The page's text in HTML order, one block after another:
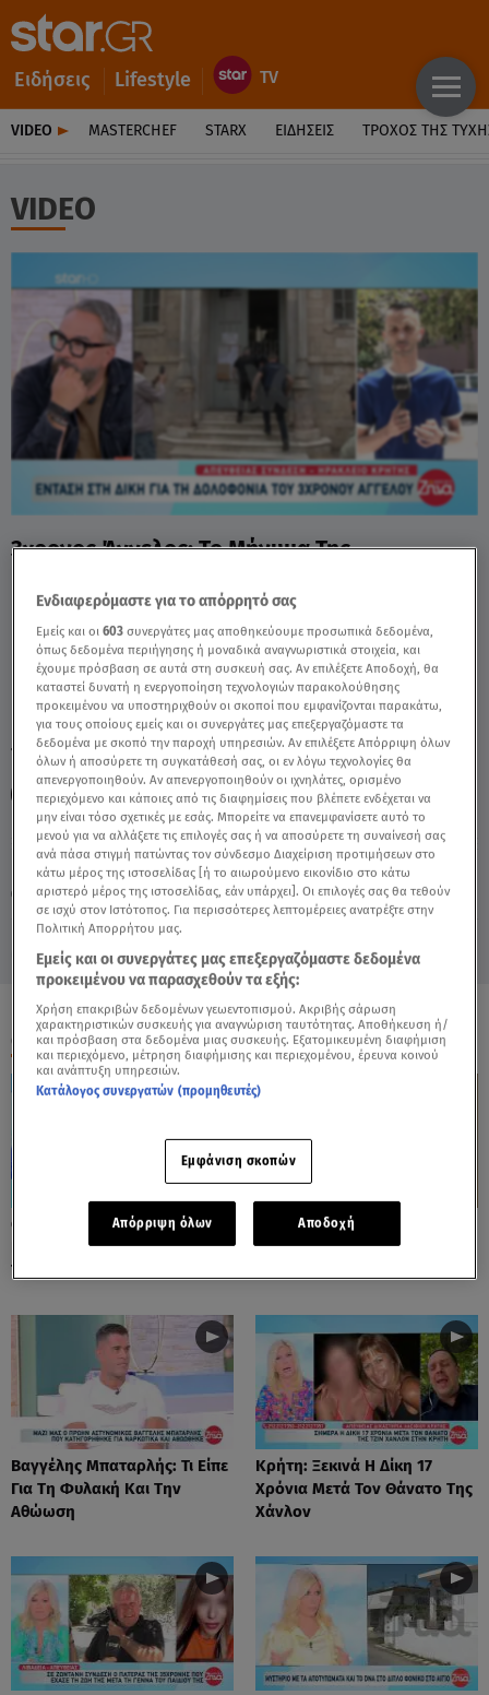
Ειδήσεις Lifestyle
VIDEO MASTERCHEF STARX ΕΙΔΉΣΕΙΣ ΤΡΟΧΌΣ ΤΗΣ
VIDEO
Πέμπτη 6 Αυγούστου 2026
15.05.26, 15:27 ΕΛΛΑΔΑ
3χρονος Άγγελος: To Μήνυμα Της
TAGS: 3ΧΡΟΝΟΣ ΑΓΓΕΛΟΣ ΑΓΓΕΛΟΣ ΚΑΚΟΠΟΙΗΣΗ
ΕΝΔΟΟΙΚΟΓΕΝΕΑΚΗ ΒΙΑ ΑΛΗΘΕΙΕΣ ΜΕ ΤΗ ΖΗΝΑ
ΟΛΑ ΤΑ ΒΙΝΤΕΟ
Θρήνος Στην Κηδεία Πατέρα -
Γιου Που Κάηκαν Στο Σπίτι
Τους
Εργολάβος Γκρέμισε Τοίχο
Διπλανής Πολυκατοικίας!
Βαγγέλης Μπαταρλής: Τι Είπε
Για Τη Φυλακή Και Την
Αθώωση
Κρήτη: Ξεκινά Η Δίκη 17
Χρόνια Μετά Τον Θάνατο Της
Χάνλον
Ενδιαφερόμαστε για το απόρρητό σας
Εμείς και οι603 συνεργάτες μας αποθηκεύουμε προσωπικά δεδομένα,
όπως δεδομένα περιήγησης ή μοναδικά αναγνωριστικά στοιχεία, και
έχουμε πρόσβαση σε αυτά στη συσκευή σας. Αν επιλέξετε Αποδοχή, θα
καταστεί δυνατή η ενεργοποίηση τεχνολογιών παρακολούθησης
προκειμένου να υποστηριχθούν οι σκοποί που εμφανίζονται παρακάτω,
για τους οποίους εμείς και οι συνεργάτες μας επεξεργαζόμαστε τα
δεδομένα με σκοπό την παροχή υπηρεσιών. Αν επιλέξετε Απόρριψη όλων
όλων ή αποσύρετε τη συγκατάθεσή σας, οι εν λόγω τεχνολογίες θα
απενεργοποιηθούν. Αν απενεργοποιηθούν οι ιχνηλάτες, ορισμένο
περιεχόμενο και κάποιες από τις διαφημίσεις που βλέπετε ενδέχεται να
μην είναι τόσο σχετικές με εσάς. Μπορείτε να επανεμφανίσετε αυτό το
μενού για να αλλάξετε τις επιλογές σας ή να αποσύρετε τη συναίνεσή σας
ανά πάσα στιγμή πατώντας τον σύνδεσμο Διαχείριση προτιμήσεων στο
κάτω μέρος της ιστοσελίδας [ή το αιωρούμενο εικονίδιο στο κάτω
αριστερό μέρος της ιστοσελίδας, εάν υπάρχει]. Οι επιλογές σας θα τεθούν
σε ισχύ στον Ιστότοπος. Για περισσότερες λεπτομέρειες ανατρέξτε στην
Πολιτική Απορρήτου μας.
Εμείς και οι συνεργάτες μας επεξεργαζόμαστε δεδομένα
προκειμένου να παρασχεθούν τα εξής:
Χρήση επακριβών δεδομένων γεωεντοπισμού. Ακριβής σάρωση
χαρακτηριστικών συσκευής για αναγνώριση ταυτότητας. Αποθήκευση ή/
και πρόσβαση στα δεδομένα μιας συσκευής. Εξατομικευμένη διαφήμιση
και περιεχόμενο, μέτρηση διαφήμισης και περιεχομένου, έρευνα κοινού
και ανάπτυξη υπηρεσιών.
Κατάλογος συνεργατών (προμηθευτές)
Εμφάνιση σκοπών
Απόρριψη όλων Αποδοχή